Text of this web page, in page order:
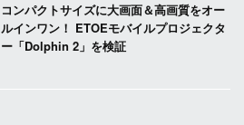
コンパクトサイズに大画面＆高画質をオー
ルインワン！ ETOEモバイルプロジェクタ
ー「Dolphin 2」を検証